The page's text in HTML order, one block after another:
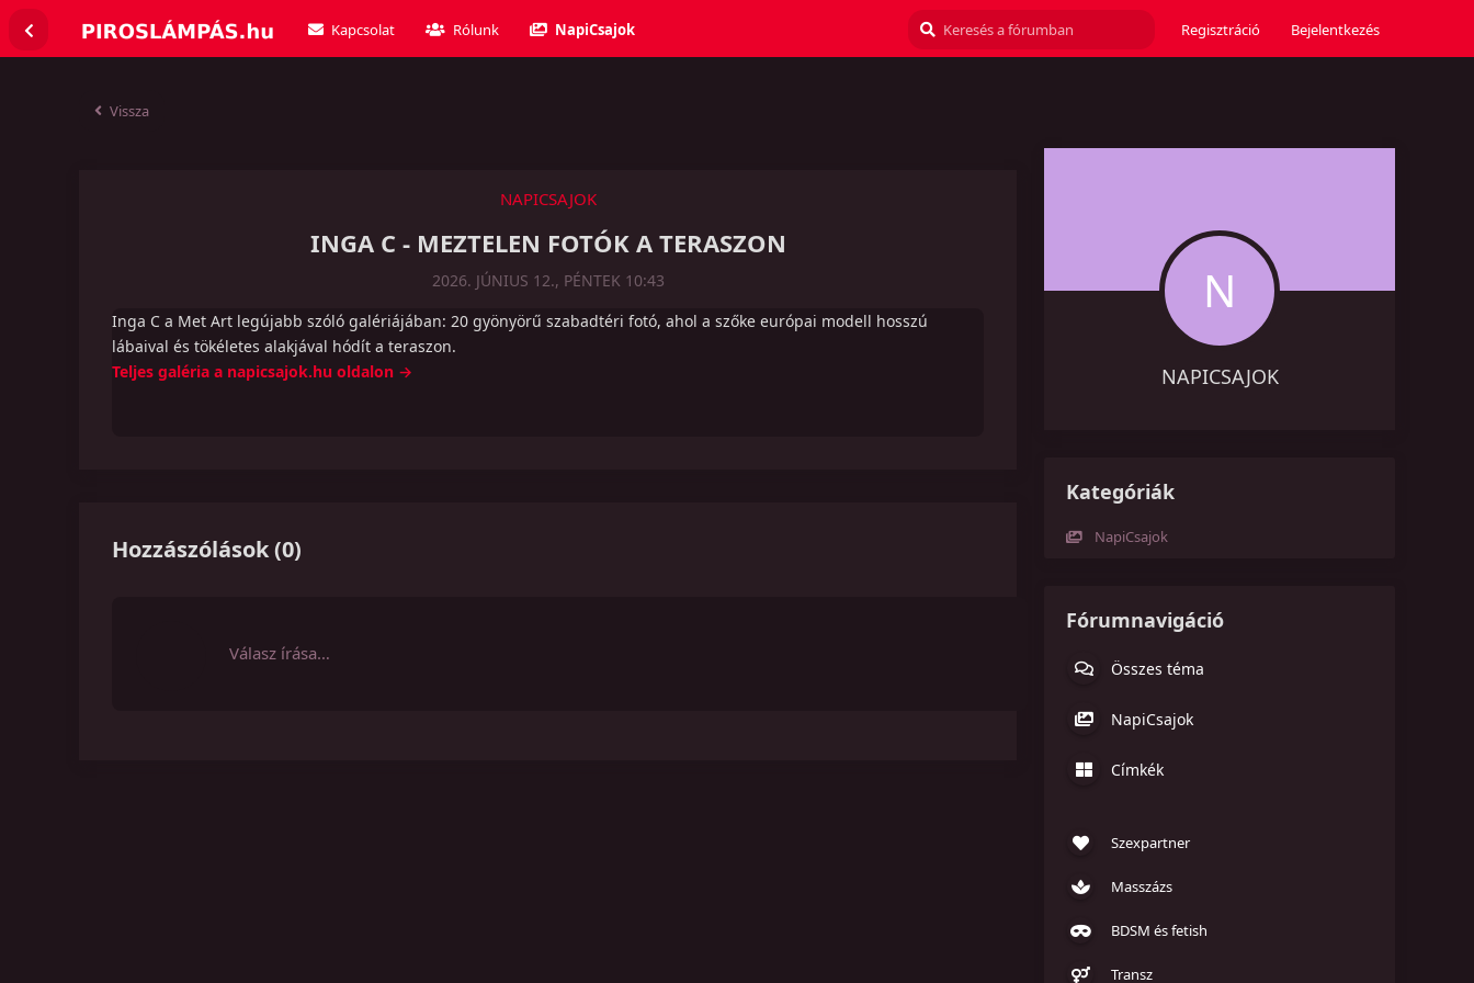
Kapcsolat Rólunk NapiCsajok Regisztráció Bejelentkezés
Vissza
NAPICSAJOK
INGA C - MEZTELEN FOTÓK A TERASZON
2026. JÚNIUS 12., PÉNTEK 10:43
Inga C a Met Art legújabb szóló galériájában: 20 gyönyörű szabadtéri fotó, ahol a szőke európai modell hosszú
lábaival és tökéletes alakjával hódít a teraszon.
Teljes galéria a napicsajok.hu oldalon →
Hozzászólások(0)
Válasz írása…
N
NAPICSAJOK
Kategóriák
NapiCsajok
Fórumnavigáció
Összes téma
NapiCsajok
Címkék
Szexpartner
Masszázs
BDSM és fetish
Transz